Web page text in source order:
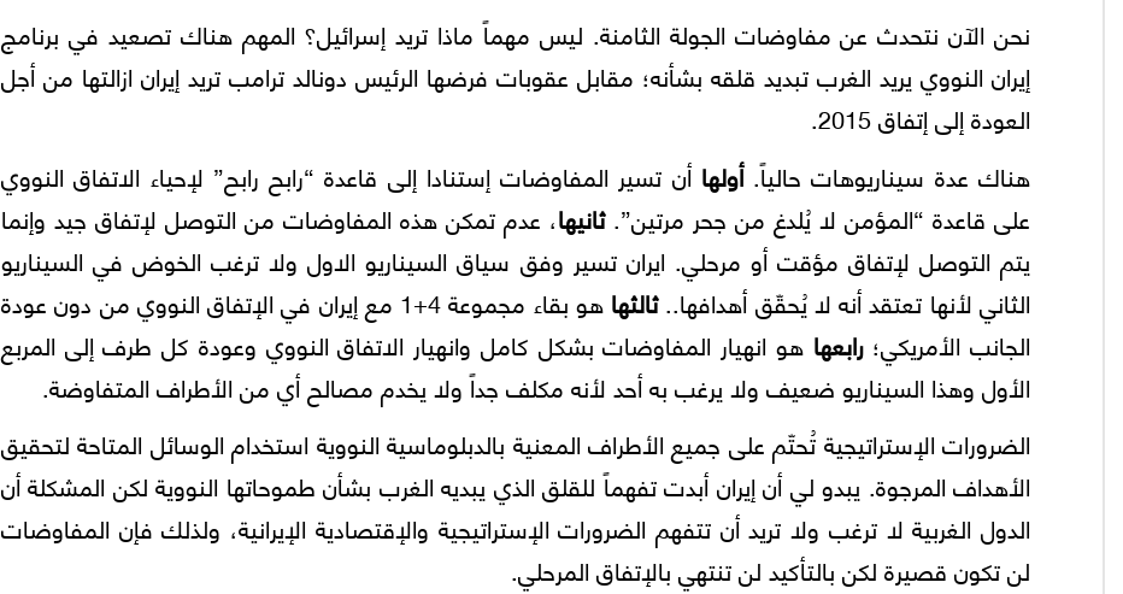
نحن الآن نتحدث عن مفاوضات الجولة الثامنة. ليس مهماً ماذا تريد إسرائيل؟ المهم هناك تصعيد في برنامج
إيران النووي يريد الغرب تبديد قلقه بشأنه؛ مقابل عقوبات فرضها الرئيس دونالد ترامب تريد إيران ازالتها من أجل
العودة إلى إتفاق 2015.
هناك عدة سيناريوهات حالياً.أولها أن تسير المفاوضات إستنادا إلى قاعدة “رابح رابح” لإحياء الاتفاق النووي
على قاعدة “المؤمن لا يُلدغ من جحر مرتين”.ثانيها، عدم تمكن هذه المفاوضات من التوصل لإتفاق جيد وإنما
يتم التوصل لإتفاق مؤقت أو مرحلي. ايران تسير وفق سياق السيناريو الاول ولا ترغب الخوض في السيناريو
الثاني لأنها تعتقد أنه لا يُحقّق أهدافها..ثالثها
هو بقاء مجموعة 4+1 مع إيران في الإتفاق النووي من دون عودة
الجانب الأمريكي؛رابعها هو انهيار المفاوضات بشكل كامل وانهيار الاتفاق النووي وعودة كل طرف إلى المربع
الأول وهذا السيناريو ضعيف ولا يرغب به أحد لأنه مكلف جداً ولا يخدم مصالح أي من الأطراف المتفاوضة.
الضرورات الإستراتيجية تُحتّم علی جميع الأطراف المعنية بالدبلوماسية النووية استخدام الوسائل المتاحة لتحقيق
الأهداف المرجوة. يبدو لي أن إيران أبدت تفهماً للقلق الذي يبديه الغرب بشأن طموحاتها النووية لكن المشكلة أن
الدول الغربية لا ترغب ولا تريد أن تتفهم الضرورات الإستراتيجية والإقتصادية الإيرانية، ولذلك فإن المفاوضات
لن تكون قصيرة لكن بالتأكيد لن تنتهي بالإتفاق المرحلي.